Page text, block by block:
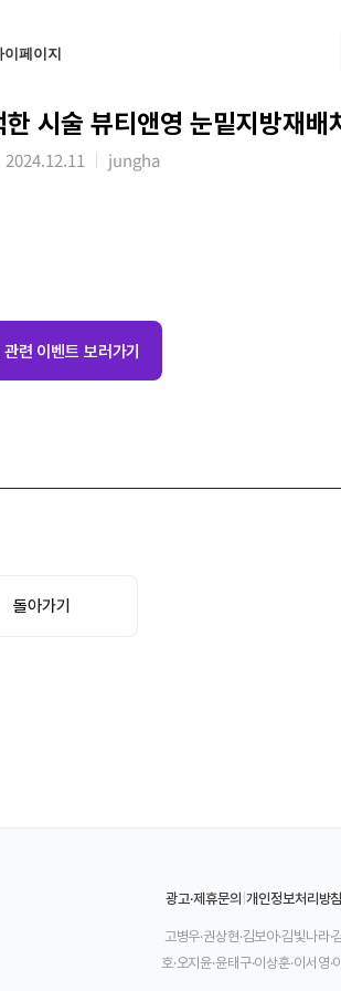
이페이지
시술 뷰티앤영 눈밑지방재배
2024.12.11 jungha
련 이벤트 보러가기
돌아가기
광고·제휴문의 |개인정보처리방침
고병우·권상현·김보아·김빛나라·
호·오지윤·윤태구·이상훈·이서영